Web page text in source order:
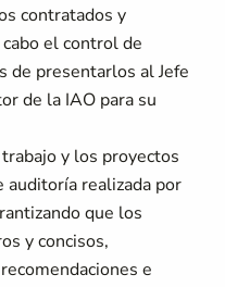
contratados y
el control de
de presentarlos al Jefe
de la IAO para su
y los proyectos
auditoría realizada por
que los
y concisos,
e